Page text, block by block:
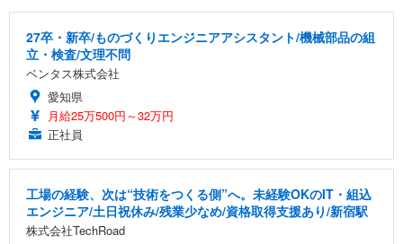
27卒・新卒/ものづくりエンジニアアシスタント/機械部品の組
立・検査/文理不問
ベンタス株式会社
愛知県
月給25万500円～32万円
正社員
工場の経験、次は“技術をつくる側”へ。未経験OKのIT・組込
エンジニア/土日祝休み/残業少なめ/資格取得支援あり/新宿駅
株式会社TechRoad